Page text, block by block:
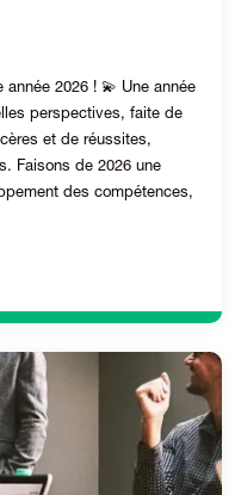
2026 ! 💫 Une année
perspectives, faite de
et de réussites,
Faisons de 2026 une
des compétences,